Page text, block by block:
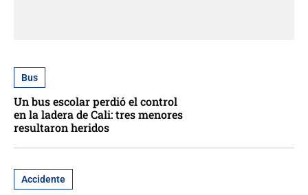
Bus
Un bus escolar perdió el control
en la ladera de Cali: tres menores
resultaron heridos
Accidente